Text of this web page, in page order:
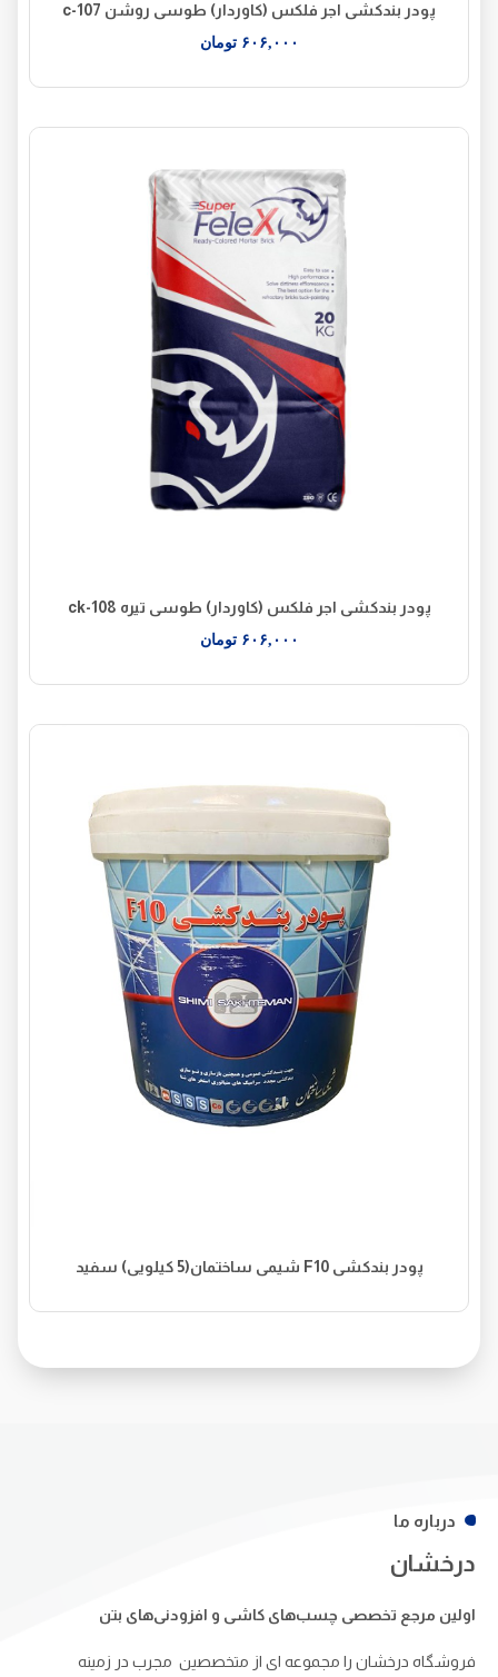
پودر بندکشی اجر فلکس (کاوردار) طوسی روشن c-107
۶۰۶,۰۰۰ تومان
پودر بندکشی اجر فلکس (کاوردار) طوسی تیره ck-108
۶۰۶,۰۰۰ تومان
پودر بندکشی F10 شیمی ساختمان(5 کیلویی) سفید
درباره ما
درخشان
اولین مرجع تخصصی چسب‌های کاشی و افزودنی‌های بتن
فروشگاه درخشان را مجموعه ای از متخصصین مجرب در زمینه